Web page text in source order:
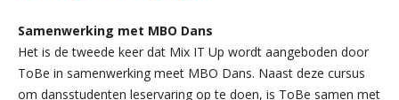
Samenwerking met MBO Dans
Het is de tweede keer dat Mix IT Up wordt aangeboden door
ToBe in samenwerking meet MBO Dans. Naast deze cursus
om dansstudenten leservaring op te doen, is ToBe samen met